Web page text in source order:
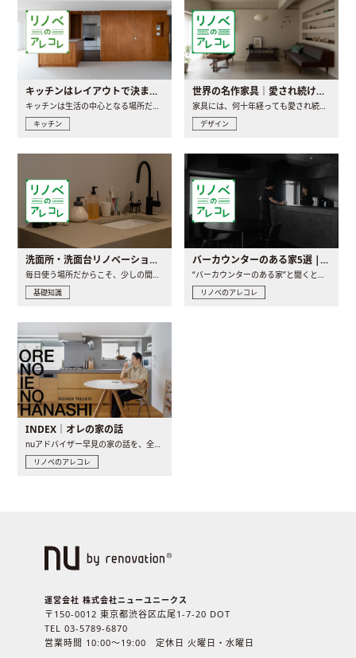
キッチンはレイアウトで決まる。後悔しないための考え方と選び方
キッチンは生活の中心となる場所だからこそ、家の中のどこに置..
キッチン
世界の名作家具｜愛され続ける理由と一生モノとの出会い方
家具には、何十年経っても愛され続ける「名作」と呼ばれるもの..
デザイン
洗面所・洗面台リノベーションの事例と間取りアイデア
毎日使う場所だからこそ、少しの間取りの工夫や素材の選び方で..
基礎知識
バーカウンターのある家5選 | 日常に馴染む“距離の近い”キッチンとは
“バーカウンターのある家”と聞くと、少し特別な、大人のための..
リノベのアレコレ
INDEX｜オレの家の話
nuアドバイザー早見の家の話を、全4話でお届け。リノベーションを..
リノベのアレコレ
運営会社 株式会社ニューユニークス
〒150-0012 東京都渋谷区広尾1-7-20 DOT
TEL 03-5789-6870
営業時間 10:00〜19:00 定休日 火曜日・水曜日